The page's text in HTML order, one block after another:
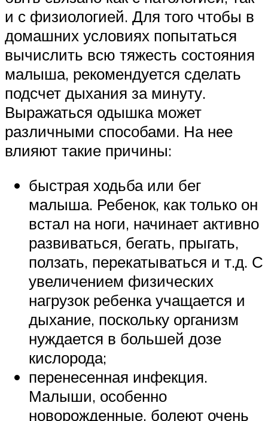
и с физиологией. Для того чтобы в
домашних условиях попытаться
вычислить всю тяжесть состояния
малыша, рекомендуется сделать
подсчет дыхания за минуту.
Выражаться одышка может
различными способами. На нее
влияют такие причины:
быстрая ходьба или бег
малыша. Ребенок, как только он
встал на ноги, начинает активно
развиваться, бегать, прыгать,
ползать, перекатываться и т.д. С
увеличением физических
нагрузок ребенка учащается и
дыхание, поскольку организм
нуждается в большей дозе
кислорода;
перенесенная инфекция.
Малыши, особенно
новорожденные, болеют очень